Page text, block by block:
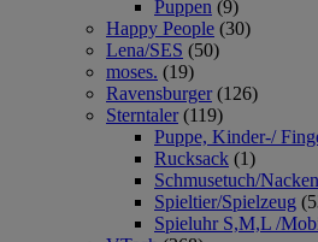
Puppen (9)
Happy People (30)
Lena/SES (50)
moses. (19)
Ravensburger (126)
Sterntaler (119)
Puppe, Kinder-/
Rucksack (1)
Schmusetuch/
Spieltier/Spielzeug
Spieluhr S,M,L /